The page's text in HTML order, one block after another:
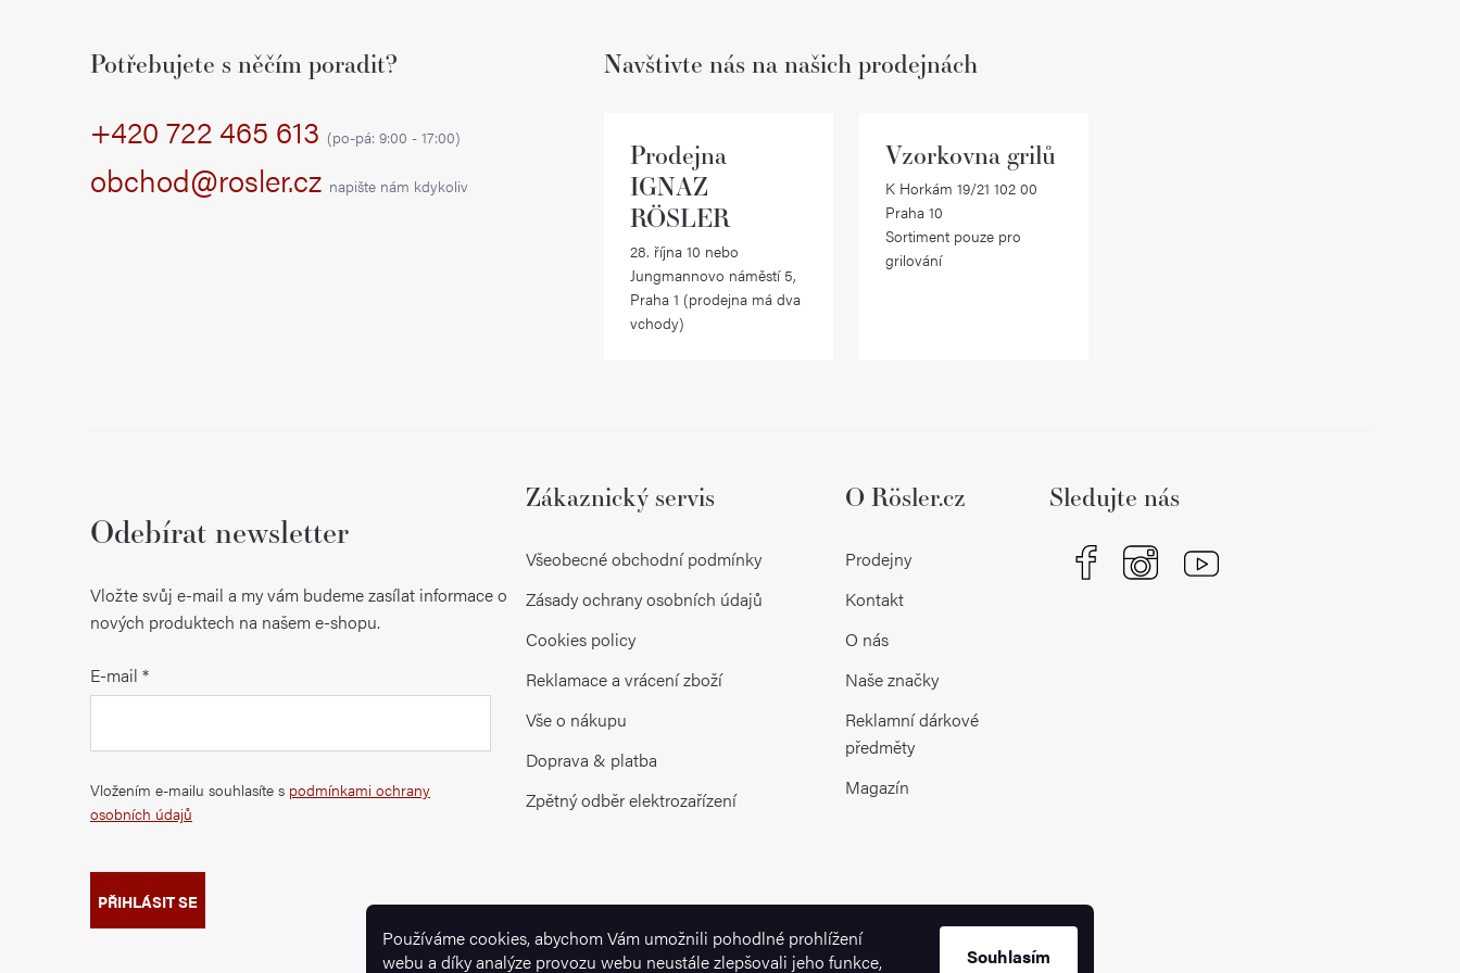
Používáme cookies, abychom Vám umožnili pohodlné prohlížení
webu a díky analýze provozu webu neustále zlepšovali jeho funkce,
Souhlasím
Potřebujete s něčím poradit?
+420 722 465 613 (po-pá: 9:00 - 17:00)
obchod@rosler.cz napište nám kdykoliv
Navštivte nás na našich prodejnách
Prodejna
IGNAZ
RÖSLER
28. října 10 nebo
Jungmannovo náměstí 5,
Praha 1 (prodejna má dva
vchody)
Vzorkovna grilů
K Horkám 19/21 102 00
Praha 10
Sortiment pouze pro
grilování
Odebírat newsletter
Vložte svůj e-mail a my vám budeme zasílat informace o
nových produktech na našem e-shopu.
E-mail
Vložením e-mailu souhlasíte s podmínkami ochrany
osobních údajů
PŘIHLÁSIT SE
Zákaznický servis
Všeobecné obchodní podmínky
Zásady ochrany osobních údajů
Cookies policy
Reklamace a vrácení zboží
Vše o nákupu
Doprava & platba
Zpětný odběr elektrozařízení
O Rösler.cz
Prodejny
Kontakt
O nás
Naše značky
Reklamní dárkové
předměty
Magazín
Sledujte nás